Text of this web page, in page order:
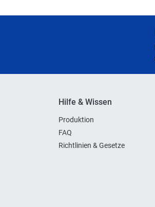
Hilfe & Wissen
Produktion
FAQ
Richtlinien & Gesetze